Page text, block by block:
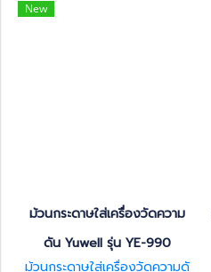
New
ม้วนกระดาษใส่เครื่องวัดความ
ดัน Yuwell รุ่น YE-990
ม้วนกระดาษใส่เครื่องวัดความดั